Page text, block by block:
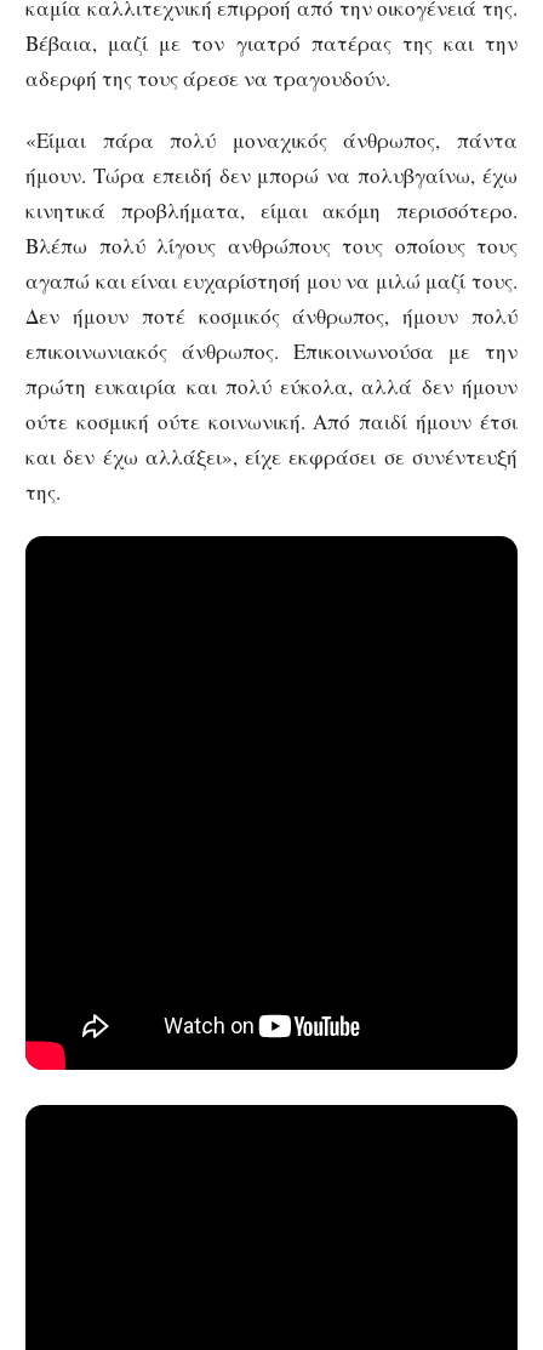
καμία καλλιτεχνική επιρροή από την οικογένειά της.
Βέβαια, μαζί με τον γιατρό πατέρας της και την
αδερφή της τους άρεσε να τραγουδούν.
«Είμαι πάρα πολύ μοναχικός άνθρωπος, πάντα
ήμουν. Τώρα επειδή δεν μπορώ να πολυβγαίνω, έχω
κινητικά προβλήματα, είμαι ακόμη περισσότερο.
Βλέπω πολύ λίγους ανθρώπους τους οποίους τους
αγαπώ και είναι ευχαρίστησή μου να μιλώ μαζί τους.
Δεν ήμουν ποτέ κοσμικός άνθρωπος, ήμουν πολύ
επικοινωνιακός άνθρωπος. Επικοινωνούσα με την
πρώτη ευκαιρία και πολύ εύκολα, αλλά δεν ήμουν
ούτε κοσμική ούτε κοινωνική. Από παιδί ήμουν έτσι
και δεν έχω αλλάξει», είχε εκφράσει σε συνέντευξή
της.